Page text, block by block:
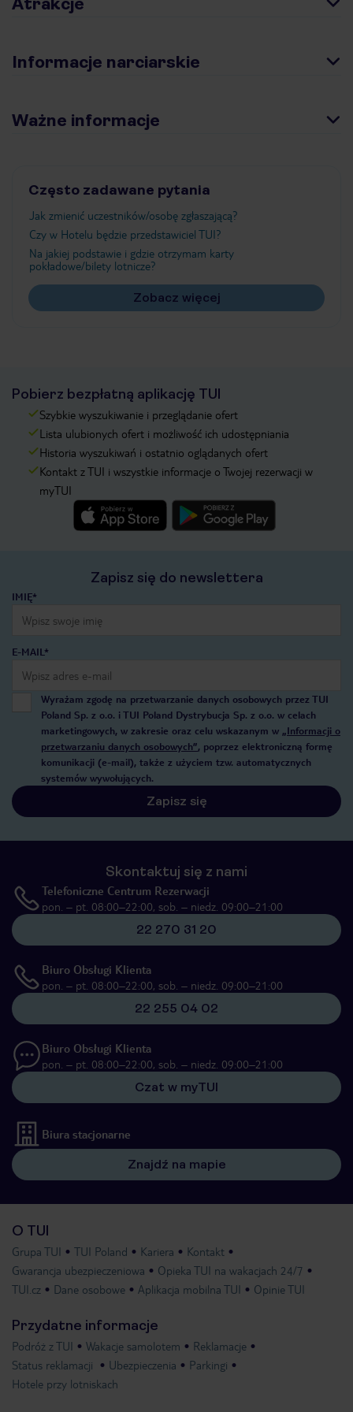
Informacje narciarskie
Ważne informacje
Często zadawane pytania
Jak zmienić uczestników/osobę zgłaszającą?
Czy w Hotelu będzie przedstawiciel TUI?
Na jakiej podstawie i gdzie otrzymam karty
pokładowe/bilety lotnicze?
Zobacz więcej
Pobierz bezpłatną aplikację TUI
Szybkie wyszukiwanie i przeglądanie ofert
Lista ulubionych ofert i możliwość ich udostępniania
Historia wyszukiwań i ostatnio oglądanych ofert
Kontakt z TUI i wszystkie informacje o Twojej rezerwacji w
myTUI
Zapisz się do newslettera
IMIĘ*
E-MAIL*
Wyrażam zgodę na przetwarzanie danych osobowych przez TUI
Poland Sp. z o.o. i TUI Poland Dystrybucja Sp. z o.o. w celach
marketingowych, w zakresie oraz celu wskazanym w „Informacji o
przetwarzaniu danych osobowych”, poprzez elektroniczną formę
komunikacji (e-mail), także z użyciem tzw. automatycznych
systemów wywołujących.
Zapisz się
Skontaktuj się z nami
Telefoniczne Centrum Rezerwacji
pon. – pt. 08:00–22:00, sob. – niedz. 09:00–21:00
22 270 31 20
Biuro Obsługi Klienta
pon. – pt. 08:00–22:00, sob. – niedz. 09:00–21:00
22 255 04 02
Biuro Obsługi Klienta
pon. – pt. 08:00–22:00, sob. – niedz. 09:00–21:00
Czat w myTUI
Biura stacjonarne
Znajdź na mapie
O TUI
Grupa TUI TUI Poland Kariera
Kontakt
Gwarancja ubezpieczeniowa
Opieka TUI na wakacjach 24/7
TUI.cz
Dane osobowe Aplikacja mobilna TUI Opinie TUI
Przydatne informacje
Podróż z TUI Wakacje samolotem
Reklamacje
Status reklamacji
Ubezpieczenia
Parkingi
Hotele przy lotniskach